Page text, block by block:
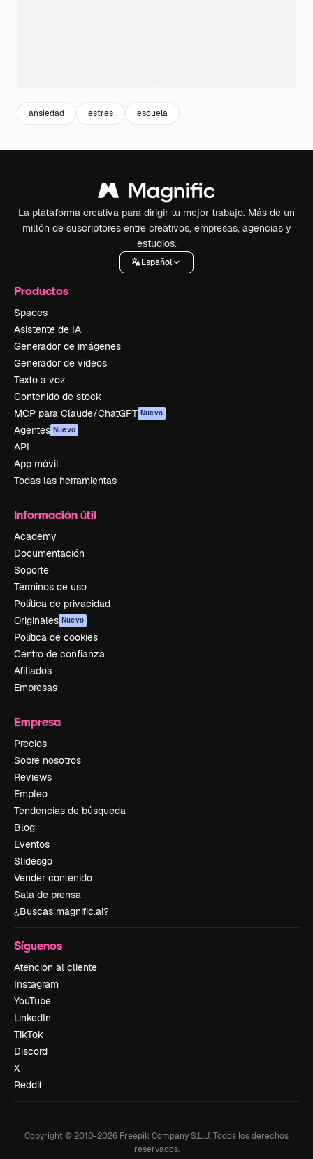
ansiedad estres escuela
La plataforma creativa para dirigir tu mejor trabajo. Más de un
millón de suscriptores entre creativos, empresas, agencias y
estudios.
Español
Productos
Spaces
Asistente de IA
Generador de imágenes
Generador de vídeos
Texto a voz
Contenido de stock
MCP para Claude/ChatGPT Nuevo
Agentes Nuevo
API
App móvil
Todas las herramientas
Información útil
Academy
Documentación
Soporte
Términos de uso
Política de privacidad
Originales Nuevo
Política de cookies
Centro de confianza
Afiliados
Empresas
Empresa
Precios
Sobre nosotros
Reviews
Empleo
Tendencias de búsqueda
Blog
Eventos
Slidesgo
Vender contenido
Sala de prensa
¿Buscas magnific.ai?
Síguenos
Atención al cliente
Instagram
YouTube
LinkedIn
TikTok
Discord
X
Reddit
Copyright © 2010-2026 Freepik Company S.L.U.Todos los derechos
reservados.